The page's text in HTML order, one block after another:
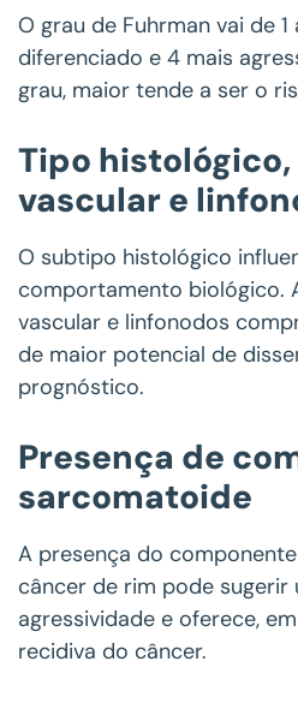
O grau de Fuhrman vai de 1
diferenciado e 4 mais
grau, maior tende a ser o
Tipo histológico,
vascular e
O subtipo histológico
comportamento biológico.
vascular e linfonodos
de maior potencial de
prognóstico.
Presença de
sarcomatoide
A presença do
câncer de rim pode
agressividade e oferece,
recidiva do câncer.